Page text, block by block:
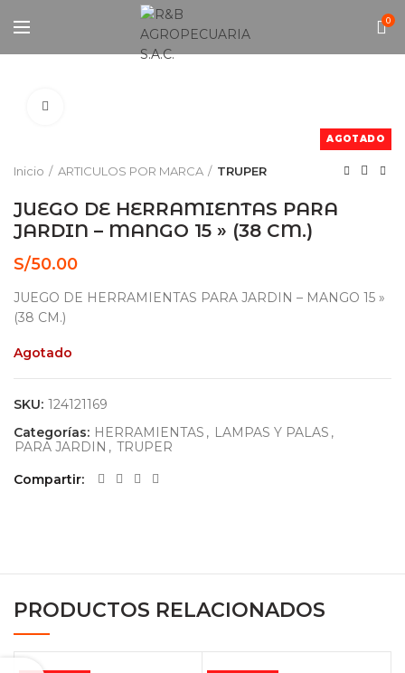
0
AGOTADO
Inicio ARTICULOS POR MARCA TRUPER
JUEGO DE HERRAMIENTAS PARA
JARDIN – MANGO 15 » (38 CM.)
S/50.00
JUEGO DE HERRAMIENTAS PARA JARDIN – MANGO 15 »
(38 CM.)
Agotado
SKU: 124121169
Categorías: HERRAMIENTAS , LAMPAS Y PALAS ,
PARA JARDIN , TRUPER
Compartir
PRODUCTOS RELACIONADOS